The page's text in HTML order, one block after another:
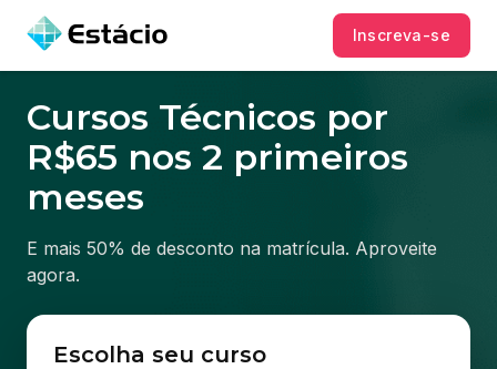
Inscreva-se
Cursos Técnicos por
R$65 nos 2 primeiros
meses
E mais 50% de desconto na matrícula. Aproveite
agora.
Escolha seu curso